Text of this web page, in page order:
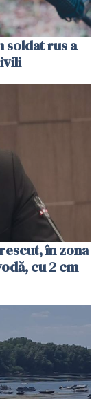
soldat rus a
în zona
cu 2 cm